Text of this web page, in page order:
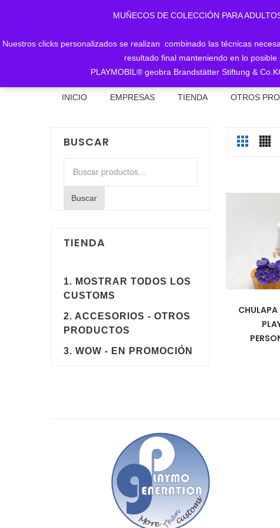
MUÑECOS DE COLECCIÓN PARA
Nuestros clicks personalizados se realizan combinado las técnicas
resultado final manteniendo en lo
PLAYMOBIL® geobra Brandstätter Stiftung &
INICIO EMPRESAS TIENDA OTROS
BUSCAR
Buscar
TIENDA
1. MOSTRAR TODOS LOS
CUSTOMS
2. ACCESORIOS - OTROS
PRODUCTOS
3. WOW - EN PROMOCIÓN
CHULAPA